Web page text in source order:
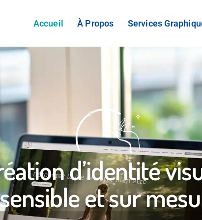
Accueil À Propos Services
d’identité
sensible et sur